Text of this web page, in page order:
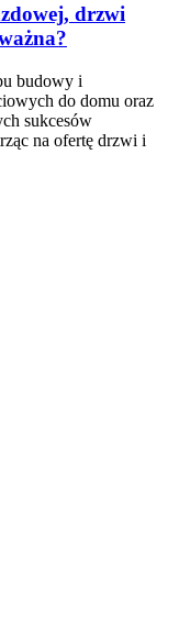
drzwi
budowy i
do domu oraz
sukcesów
na ofertę drzwi i